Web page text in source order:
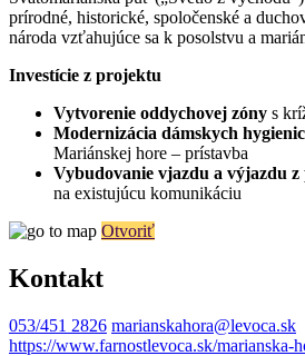
prírodné, historické, spoločenské a
národa vzťahujúce sa k posolstvu a
Investície z projektu
Vytvorenie oddychovej zóny s
Modernizácia dámskych
Mariánskej hore – prístavba
Vybudovanie vjazdu a výjazdu z
na existujúcu komunikáciu
Otvoriť
Kontakt
053/451 2826 marianskahora@levoca.sk
https://www.farnostlevoca.sk/marianska-